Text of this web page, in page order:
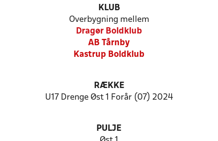
KLUB
Overbygning mellem
Dragør Boldklub
AB Tårnby
Kastrup Boldklub
RÆKKE
U17 Drenge Øst 1 Forår (07) 2024
PULJE